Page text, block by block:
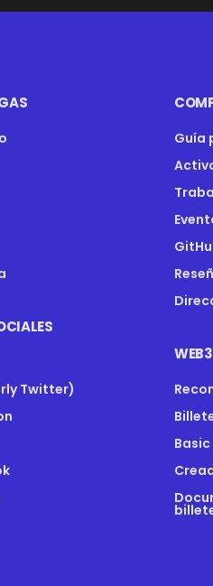
Twitter)
Guía
WEB3